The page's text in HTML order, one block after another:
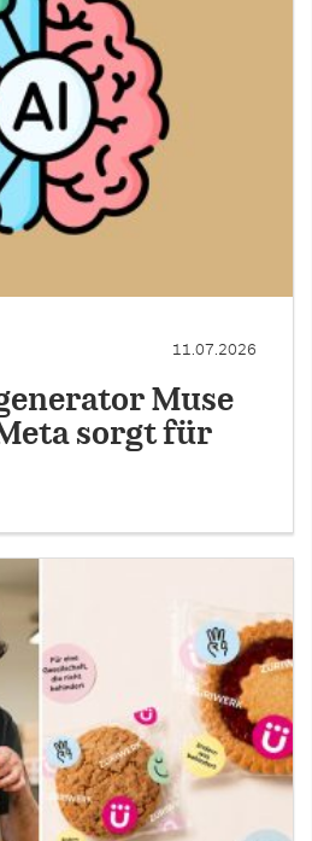
11.07.2026
Muse
sorgt für